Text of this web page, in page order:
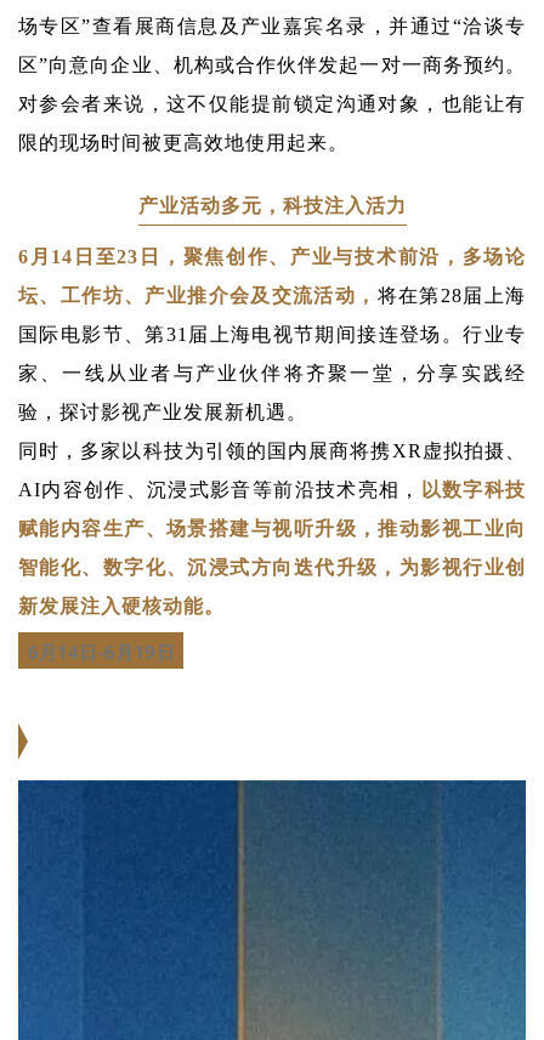
场专区”查看展商信息及产业嘉宾名录，并通过“洽谈专
区”向意向企业、机构或合作伙伴发起一对一商务预约。
对参会者来说，这不仅能提前锁定沟通对象，也能让有
限的现场时间被更高效地使用起来。
产业活动多元，科技注入活力
6月14日至23日，聚焦创作、产业与技术前沿，多场论
坛、工作坊、产业推介会及交流活动， 将在第28届上海
国际电影节、第31届上海电视节期间接连登场。行业专
家、一线从业者与产业伙伴将齐聚一堂，分享实践经
验，探讨影视产业发展新机遇。
同时，多家以科技为引领的国内展商将携XR虚拟拍摄、
AI内容创作、沉浸式影音等前沿技术亮相，
以数字科技
赋能内容生产、场景搭建与视听升级，推动影视工业向
智能化、数字化、沉浸式方向迭代升级，为影视行业创
新发展注入硬核动能。
6月14日-6月19日